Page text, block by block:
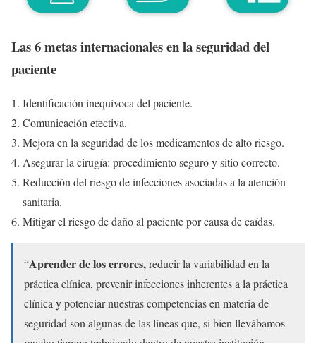
Las 6 metas internacionales en la seguridad del
paciente
Identificación inequívoca del paciente.
Comunicación efectiva.
Mejora en la seguridad de los medicamentos de alto riesgo.
Asegurar la cirugía: procedimiento seguro y sitio correcto.
Reducción del riesgo de infecciones asociadas a la atención
sanitaria.
Mitigar el riesgo de daño al paciente por causa de caídas.
“Aprender de los errores,reducir la variabilidad en la
práctica clínica, prevenir infecciones inherentes a la práctica
clínica y potenciar nuestras competencias en materia de
seguridad son algunas de las líneas que, si bien llevábamos